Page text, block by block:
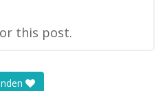
this post.